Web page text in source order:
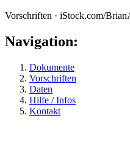
Vorschriften · iStock.com/
Navigation:
Dokumente
Vorschriften
Daten
Hilfe / Infos
Kontakt